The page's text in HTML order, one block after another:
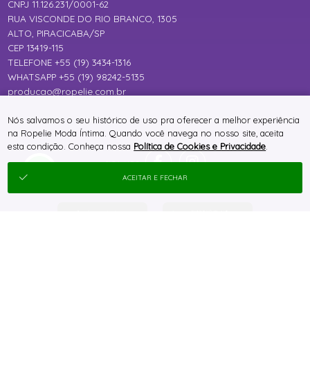
CNPJ 11.126.231/0001-62
RUA VISCONDE DO RIO BRANCO, 1305
ALTO, PIRACICABA/SP
CEP 13419-115
TELEFONE +55 (19) 3434-1316
WHATSAPP +55 (19) 98242-5135
producao@ropelie.com.br
Nós salvamos o seu histórico de uso pra oferecer a melhor experiência
na Ropelie Moda Íntima. Quando você navega no nosso site, aceita
esta condição. Conheça nossa Política de Cookies e Privacidade
ACEITAR E FECHAR